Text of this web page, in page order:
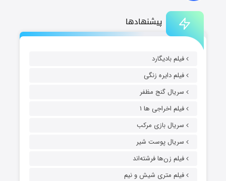
پیشنهادها
فیلم بادیگارد
فیلم دایره زنگی
سریال گنج مظفر
فیلم اخراجی ها ۱
سریال بازی مرکب
سریال پوست شیر
فیلم زن‌ها فرشته‌اند
فیلم متری شیش و نیم